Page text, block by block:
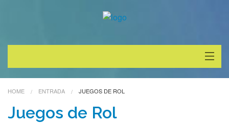
Inicio
HOME ENTRADA JUEGOS DE ROL
Juegos de Rol